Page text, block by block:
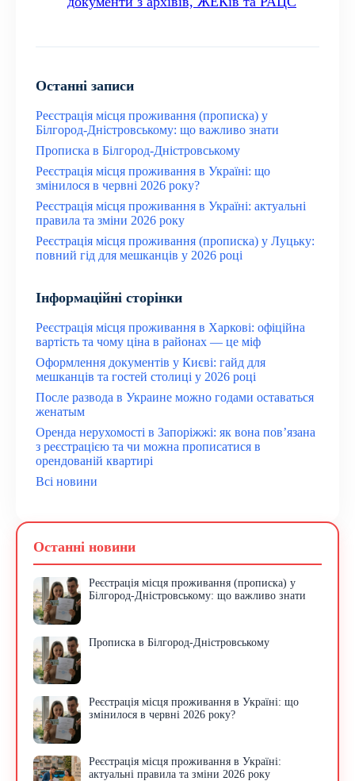
Останні записи
Реєстрація місця проживання (прописка) у
Білгород-Дністровському: що важливо знати
Прописка в Білгород-Дністровському
Реєстрація місця проживання в Україні: що
змінилося в червні 2026 року?
Реєстрація місця проживання в Україні: актуальні
правила та зміни 2026 року
Реєстрація місця проживання (прописка) у Луцьку:
повний гід для мешканців у 2026 році
Інформаційні сторінки
Реєстрація місця проживання в Харкові: офіційна
вартість та чому ціна в районах — це міф
Оформлення документів у Києві: гайд для
мешканців та гостей столиці у 2026 році
После развода в Украине можно годами оставаться
женатым
Оренда нерухомості в Запоріжжі: як вона пов’язана
з реєстрацією та чи можна прописатися в
орендованій квартирі
Всі новини
Останні новини
Реєстрація місця проживання (прописка) у
Білгород-Дністровському: що важливо знати
Прописка в Білгород-Дністровському
Реєстрація місця проживання в Україні: що
змінилося в червні 2026 року?
Реєстрація місця проживання в Україні:
актуальні правила та зміни 2026 року